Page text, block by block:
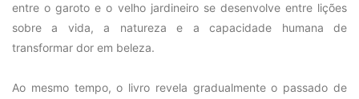
entre o garoto e o velho jardineiro se desenvolve entre lições
sobre a vida, a natureza e a capacidade humana de
transformar dor em beleza.
Ao mesmo tempo, o livro revela gradualmente o passado de